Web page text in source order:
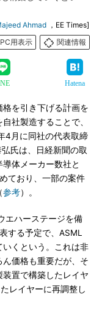
Ahmad ，EE Times]
PC用表示
関連情報
Hatena
を引き下げる計画を
社製造することで、
4月に同社の代表取締
氏は、日経新聞の取
体メーカー数社と
ており、一部の案件
参考）。
エハーステージを備
する予定で、ASML
くという。これは非
価格も重要だが、そ
置で構築したレイヤ
レイヤーに再調整し